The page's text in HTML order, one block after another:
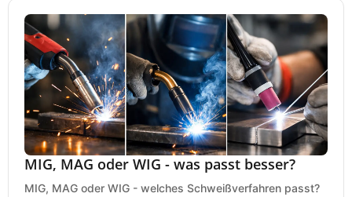
MIG, MAG oder WIG - was passt besser?
MIG, MAG oder WIG - welches Schweißverfahren passt?